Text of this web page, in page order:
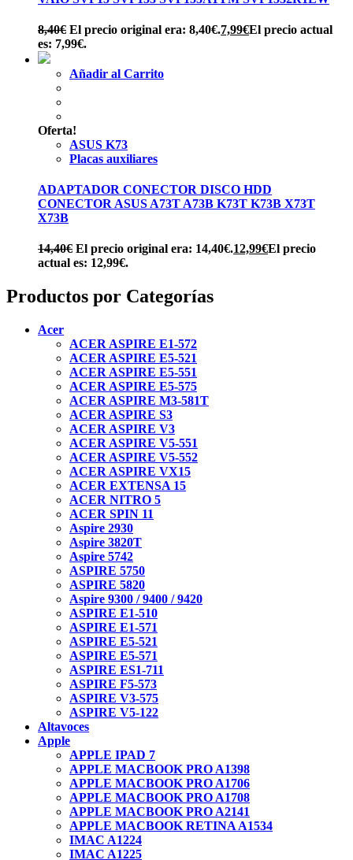
8,40€ El precio original era: 8,40€.7,99€El precio actual
es: 7,99€.
Añadir al Carrito
Oferta!
ASUS K73
Placas auxiliares
ADAPTADOR CONECTOR DISCO HDD
CONECTOR ASUS A73T A73B K73T K73B X73T
X73B
14,40€ El precio original era: 14,40€.12,99€El precio
actual es: 12,99€.
Productos por Categorías
Acer
ACER ASPIRE E1-572
ACER ASPIRE E5-521
ACER ASPIRE E5-551
ACER ASPIRE E5-575
ACER ASPIRE M3-581T
ACER ASPIRE S3
ACER ASPIRE V3
ACER ASPIRE V5-551
ACER ASPIRE V5-552
ACER ASPIRE VX15
ACER EXTENSA 15
ACER NITRO 5
ACER SPIN 11
Aspire 2930
Aspire 3820T
Aspire 5742
ASPIRE 5750
ASPIRE 5820
Aspire 9300 / 9400 / 9420
ASPIRE E1-510
ASPIRE E1-571
ASPIRE E5-521
ASPIRE E5-571
ASPIRE ES1-711
ASPIRE F5-573
ASPIRE V3-575
ASPIRE V5-122
Altavoces
Apple
APPLE IPAD 7
APPLE MACBOOK PRO A1398
APPLE MACBOOK PRO A1706
APPLE MACBOOK PRO A1708
APPLE MACBOOK PRO A2141
APPLE MACBOOK RETINA A1534
IMAC A1224
IMAC A1225